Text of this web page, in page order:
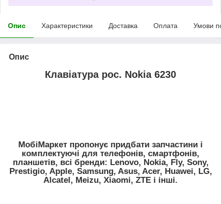
Опис Характеристики Доставка Оплата Умови
Опис
Клавіатура рос. Nokia 6230
МобіМаркет пропонує придбати запчастини і
комплектуючі для телефонів, смартфонів,
планшетів, всі бренди: Lenovo, Nokia, Fly, Sony,
Prestigio, Apple, Samsung, Asus, Acer, Huawei, LG,
Alcatel, Meizu, Xiaomi, ZTE і інші.